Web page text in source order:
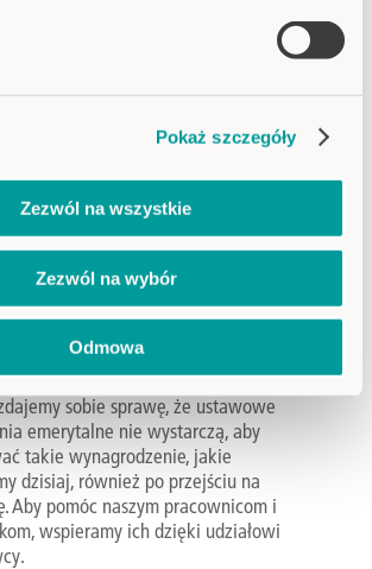
Pokaż szczegóły
Zezwól na wszystkie
Zezwól na wybór
Odmowa
znaczeniu tego słowa. Kluczowe
największą siłą są bowiem nasi
pracy i przyjemną atmosferę.
oferujemy dostęp do prywatnej
oraz systemu Multisport.
PROGRAM
sobie sprawę, że ustawowe
emerytalne nie wystarczą, aby
takie wynagrodzenie, jakie
dzisiaj, również po przejściu na
Aby pomóc naszym pracownicom i
wspieramy ich dzięki udziałowi